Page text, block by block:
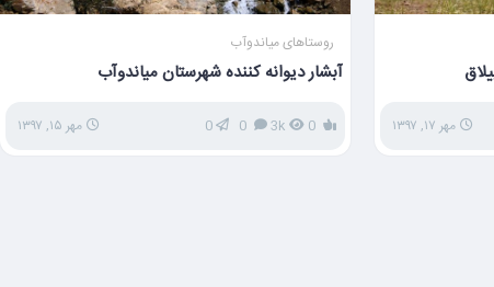
مهر ۱۷, ۱۳۹۷
روستاهای میاندوآب
آبشار دیوانه کننده شهرستان میاندوآب
0
3k
0
0 مهر ۱۵, ۱۳۹۷